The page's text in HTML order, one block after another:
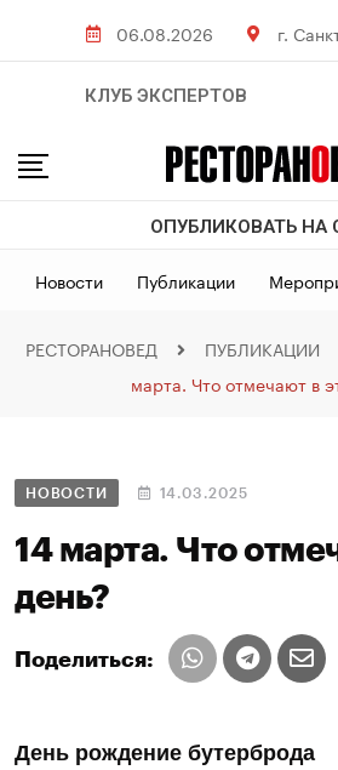
06.08.2026 г.
КЛУБ ЭКСПЕРТОВ
ОПУБЛИКОВАТЬ НА
Новости Публикации
РЕСТОРАНОВЕД ПУБЛИКАЦИИ
марта. Что отмечают в
НОВОСТИ 14.03.2025
14 марта. Что
день?
Поделиться:
День рождение бутерброда